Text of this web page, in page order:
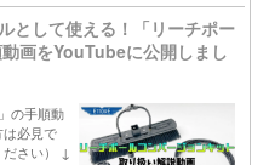
として使える！「リーチポー
画をYouTubeに公開しまし
の手順動
必見で
ださい） ↓